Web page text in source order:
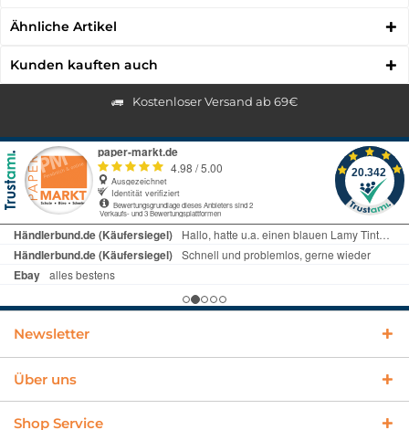
Ähnliche Artikel
Kunden kauften auch
Kostenloser Versand ab 69€
Newsletter
Über uns
Shop Service